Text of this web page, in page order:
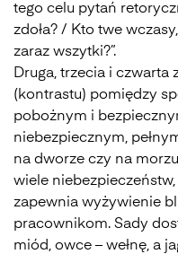
tego celu pytań
zdoła? / Kto twe
zaraz wszytki?”.
Druga, trzecia i
(kontrastu) pomiędzy
pobożnym i
niebezpiecznym,
na dworze czy na
wiele
zapewnia wyżywienie
pracownikom. Sady
miód, owce – wełnę, a